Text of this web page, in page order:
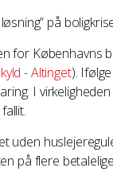
på
for Københavns
- Altinget).
I
uden
på flere